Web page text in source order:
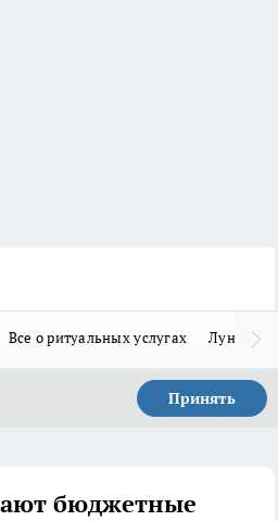
Все о ритуальных услугах Лунно-
Принять
бюджетные